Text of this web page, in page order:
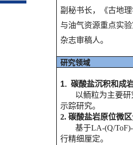
副秘书长，《古地
与油气资源重点实
杂志审稿人。
研究领域
1. 碳酸盐沉积和成
以鲕粒为主要
示踪研究。
2. 碳酸盐岩原位微
基于LA-(Q/
行精细厘定。